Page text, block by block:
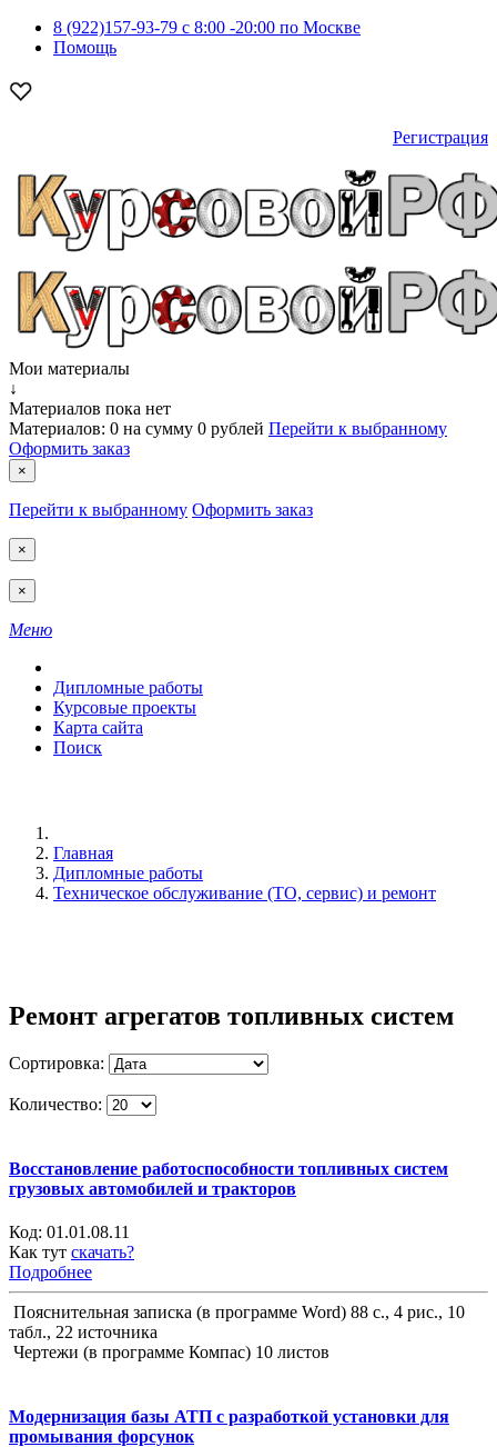
8 (922)157-93-79 c 8:00 -20:00 по Москве
Помощь
Регистрация
Мои материалы
↓
Материалов пока нет
Материалов: 0 на сумму 0 рублей Перейти к выбранному
Оформить заказ
×
Перейти к выбранному Оформить заказ
×
×
Меню
Дипломные работы
Курсовые проекты
Карта сайта
Поиск
Главная
Дипломные работы
Техническое обслуживание (ТО, сервис) и ремонт
Ремонт агрегатов топливных систем
Сортировка:
Количество:
Восстановление работоспособности топливных систем
грузовых автомобилей и тракторов
Код: 01.01.08.11
Как тут скачать?
Подробнее
Пояснительная записка (в программе Word) 88 с., 4 рис., 10
табл., 22 источника
Чертежи (в программе Компас) 10 листов
Модернизация базы АТП с разработкой установки для
промывания форсунок